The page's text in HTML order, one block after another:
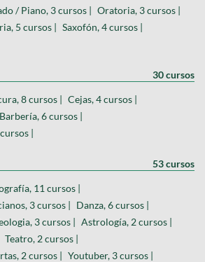
/ Piano, 3 cursos | Oratoria, 3 cursos |
5 cursos | Saxofón, 4 cursos |
30 cursos
8 cursos | Cejas, 4 cursos |
Barbería, 6 cursos |
|
53 cursos
11 cursos |
3 cursos | Danza, 6 cursos |
3 cursos | Astrología, 2 cursos |
Teatro, 2 cursos |
2 cursos | Youtuber, 3 cursos |